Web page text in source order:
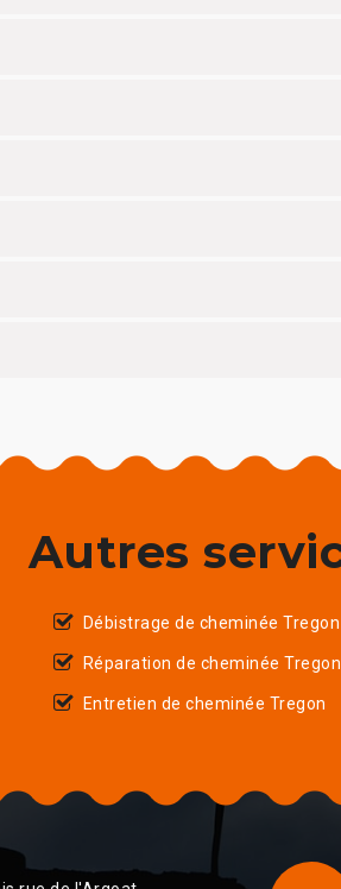
Autres
Débistrage de cheminée Tregon
Réparation de cheminée Tregon
Entretien de cheminée Tregon